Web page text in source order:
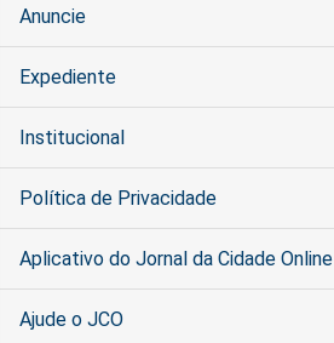
Anuncie
Expediente
Institucional
Política de Privacidade
Aplicativo do Jornal da Cidade Online
Ajude o JCO